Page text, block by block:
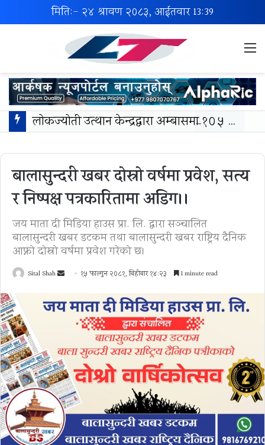
मिति:- २४ श्रावण २०८३, आईतवार13:39
लोकज्योती उत्थान केन्द्रद्वारा अम्बासमा १०५ विपन्न विद्यार्थीलाई शैक्षिक तथा खेलकुद सामग्री वितरण
बालासुन्दरी खबर दोस्रो वर्षमा प्रवेश, सत्य
र निष्पक्ष पत्रकारितामा अडिग।।
जय माता दी मिडिया हाउस प्रा. लि. द्वारा सञ्चालित
बालासुन्दरी खबर डटकम तथा बालासुन्दरी खबर राष्ट्रिय दैनिक
आफ्नो दोस्रो वर्षमा प्रवेश गरेको छ।
Sital Shah
Send
email
१५ फाल्गुन २०८१, बिहीबार १४:२३ 1 minute read